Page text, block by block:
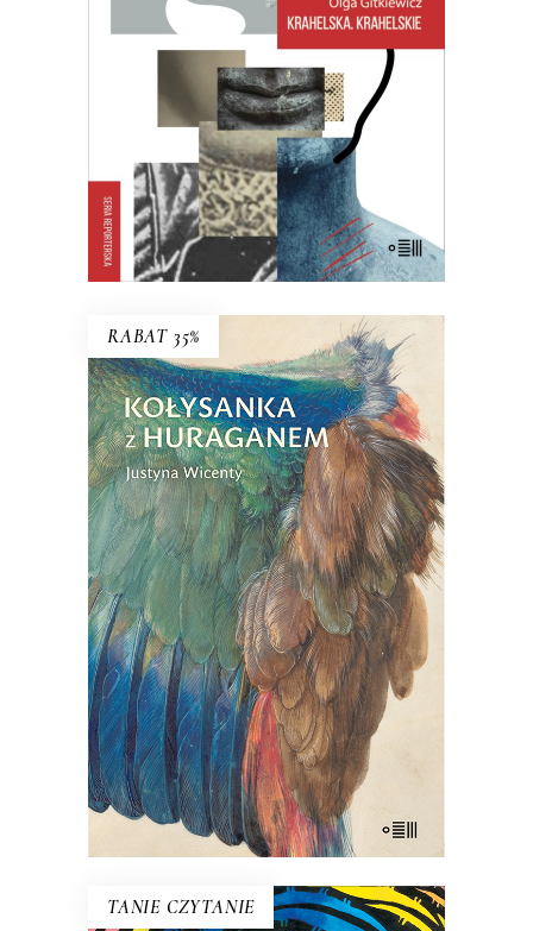
E-BOOK DO KOSZYKA
rozpisywano na trzy albo – częściej –
trzy zlepiano w jeden…
42.00zł 27.30zł
KSIĄŻKA DO KOSZYKA
RABAT 35%
E-BOOK DO KOSZYKA
KOŁYSANKA Z HURAGANEM
Treny matki. Intymna opowieść o bólu,
tęsknocie, lęku i próbach poradzenia
sobie po śmierci dziecka.
42.00zł 27.30zł
KSIĄŻKA DO KOSZYKA
TANIE CZYTANIE